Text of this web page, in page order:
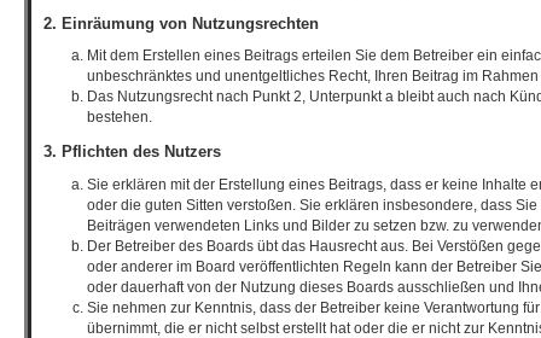
2. Einräumung von Nutzungsrechten
Mit dem Erstellen eines Beitrags erteilen Sie dem Betreiber ein
unbeschränktes und unentgeltliches Recht, Ihren Beitrag im
Das Nutzungsrecht nach Punkt 2, Unterpunkt a bleibt auch nach
bestehen.
3. Pflichten des Nutzers
Sie erklären mit der Erstellung eines Beitrags, dass er keine Inhalte
oder die guten Sitten verstoßen. Sie erklären insbesondere, dass
Beiträgen verwendeten Links und Bilder zu setzen bzw. zu
Der Betreiber des Boards übt das Hausrecht aus. Bei Verstößen
oder anderer im Board veröffentlichten Regeln kann der Betreiber
oder dauerhaft von der Nutzung dieses Boards ausschließen und
Sie nehmen zur Kenntnis, dass der Betreiber keine Verantwortung
übernimmt, die er nicht selbst erstellt hat oder die er nicht zur